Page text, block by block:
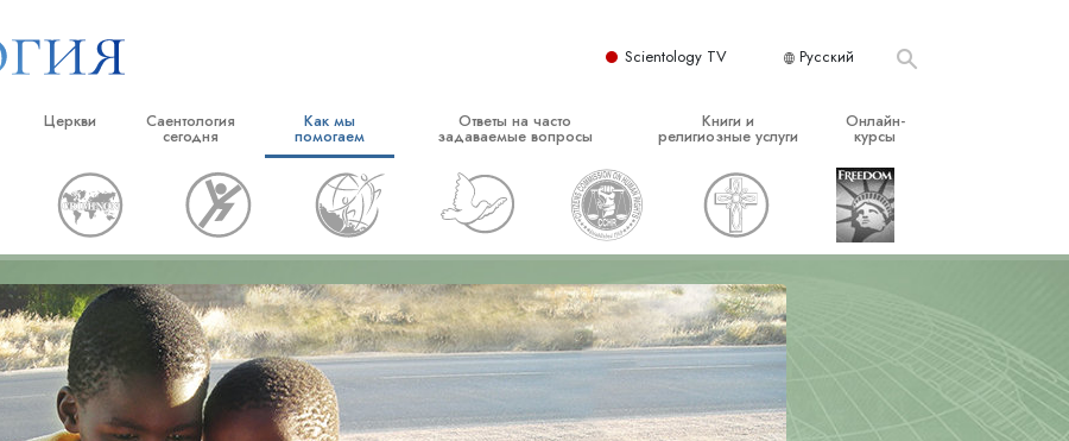
Scientology TV Русский
принципы и
о
Церкви
Найти церковь
Идеальные саентологические
церкви
Продвинутые организации
Наземная база Флага
«Фривиндз»
Распространение Саентологии по
Саентология
сегодня
Торжественные открытия
Саентологические праздники
Дэвид Мицкевич, духовный лидер
религии Саентологии
Как мы
помогаем
Дорога к счастью
Прикладное Образование
Криминон
Нарконон
Правда о наркотиках
Объединяйтесь за права человека
Ответы на часто
задаваемые вопросы
Истоки и основные принципы
Внутри церкви
Саентология: её организация
Книги и
религиозные услуги
Начальные книги
Аудиокниги
Вводные лекции
Вводные фильмы
Начальные религиозные услуги
Онлайн-
курсы
Как разрешать конфликты
Динамики существования
Компоненты понимания
Как противостоять опасному
окружению
Помощь при болезнях и травмах
Целостность и честность